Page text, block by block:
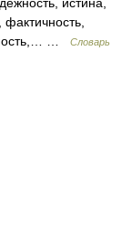
фактичность,
…
Словарь